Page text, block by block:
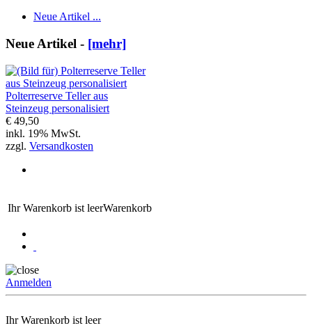
Neue Artikel ...
Neue Artikel - [mehr]
Polterreserve Teller aus
Steinzeug personalisiert
€ 49,50
inkl. 19% MwSt.
zzgl. Versandkosten
Ihr Warenkorb ist leerWarenkorb
Anmelden
Ihr Warenkorb ist leer